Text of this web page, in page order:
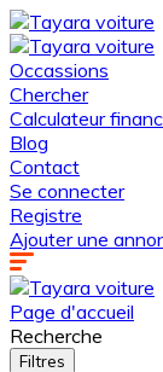
Occassions
Chercher
Calculateur
Blog
Contact
Se connecter
Registre
Ajouter une
Page d'accueil
Recherche
Filtres